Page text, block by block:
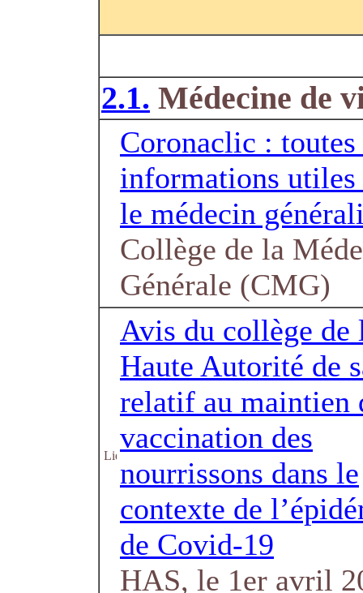
2.1. Médecine de
Coronaclic : toutes
informations utiles
le médecin
Collège de la
Générale (CMG)
Avis du collège de
Haute Autorité de
relatif au maintien
vaccination des
nourrissons dans le
contexte de
de Covid-19
HAS, le 1er avril